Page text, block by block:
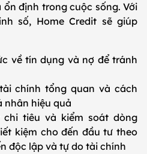
định trong cuộc sống. Với
số, Home Credit sẽ giúp
về tín dụng và nợ để tránh
chính tổng quan và cách
nhân hiệu quả
tiêu và kiểm soát dòng
kiệm cho đến đầu tư theo
độc lập và tự do tài chính